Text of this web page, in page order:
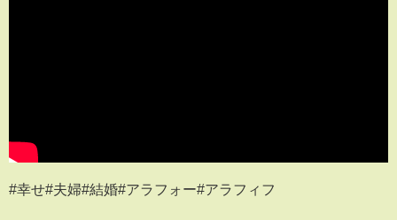
#幸せ#夫婦#結婚#アラフォー#アラフィフ